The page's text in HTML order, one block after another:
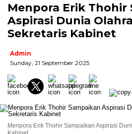
Menpora Erik Thohir
Aspirasi Dunia
Sekretaris Kabinet
Admin
Sunday, 21 September 2025
Menpora Erik Thohir Sampaikan Aspirasi